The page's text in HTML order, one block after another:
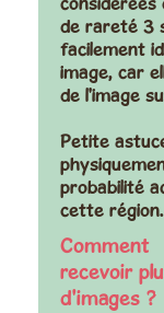
de rareté 3
facilement
image, car
de l'image
Petite
probabilité
cette région.
Comment
recevoir
d'images ?